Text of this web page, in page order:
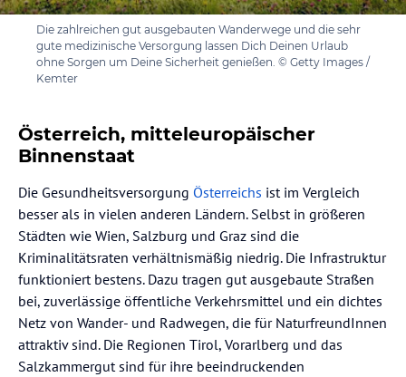
Die zahlreichen gut ausgebauten Wanderwege und die sehr
gute medizinische Versorgung lassen Dich Deinen Urlaub
ohne Sorgen um Deine Sicherheit genießen. © Getty Images /
Kemter
Österreich, mitteleuropäischer
Binnenstaat
Die Gesundheitsversorgung Österreichs ist im Vergleich
besser als in vielen anderen Ländern. Selbst in größeren
Städten wie Wien, Salzburg und Graz sind die
Kriminalitätsraten verhältnismäßig niedrig. Die Infrastruktur
funktioniert bestens. Dazu tragen gut ausgebaute Straßen
bei, zuverlässige öffentliche Verkehrsmittel und ein dichtes
Netz von Wander- und Radwegen, die für NaturfreundInnen
attraktiv sind. Die Regionen Tirol, Vorarlberg und das
Salzkammergut sind für ihre beeindruckenden